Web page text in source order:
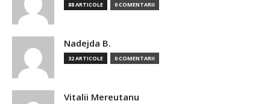
88 ARTICOLE 0 COMENTARII
Nadejda B.
32 ARTICOLE 0 COMENTARII
Vitalii Mereutanu